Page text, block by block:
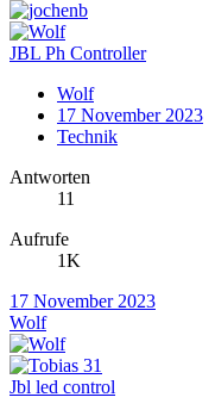
JBL Ph Controller
Wolf
17 November 2023
Technik
Antworten
11
Aufrufe
1K
17 November 2023
Wolf
Jbl led control